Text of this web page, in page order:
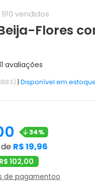
910 vendidos
Flores
avaliações
| Disponível em
34%
de R$ 19,96
102,00
de pagamentoo